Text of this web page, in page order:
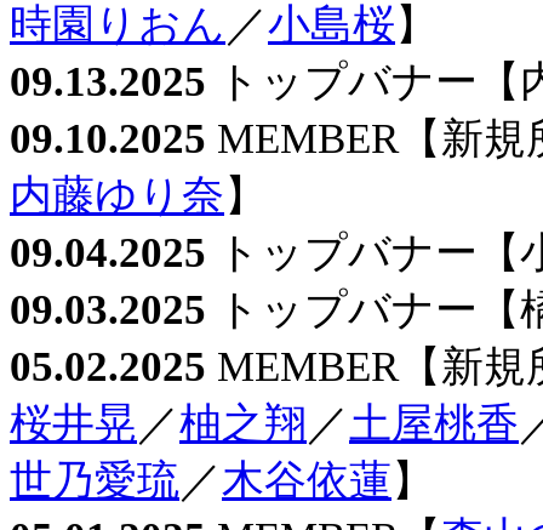
時園りおん ／小島桜】
09.13.2025 トップバナー【
09.10.2025 MEMBER【新規
内藤ゆり奈】
09.04.2025 トップバナー【
09.03.2025 トップバナー【
05.02.2025 MEMBER【新規
桜井晃 ／柚之翔 ／土屋桃香
世乃愛琉／木谷依蓮】